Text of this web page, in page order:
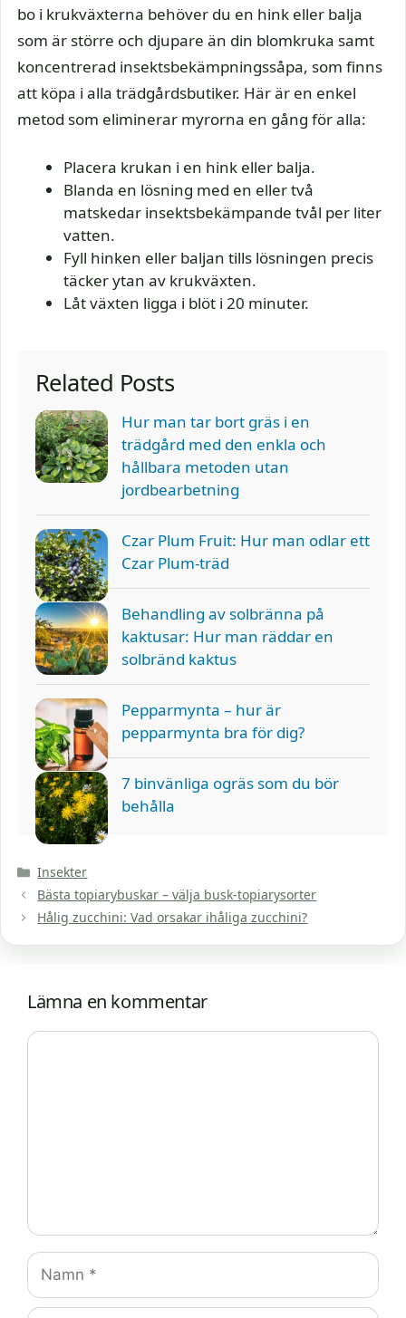
bo i krukväxterna behöver du en hink eller balja
som är större och djupare än din blomkruka samt
koncentrerad insektsbekämpningssåpa, som finns
att köpa i alla trädgårdsbutiker. Här är en enkel
metod som eliminerar myrorna en gång för alla:
Placera krukan i en hink eller balja.
Blanda en lösning med en eller två
matskedar insektsbekämpande tvål per liter
vatten.
Fyll hinken eller baljan tills lösningen precis
täcker ytan av krukväxten.
Låt växten ligga i blöt i 20 minuter.
Related Posts
Hur man tar bort gräs i en
trädgård med den enkla och
hållbara metoden utan
jordbearbetning
Czar Plum Fruit: Hur man odlar ett
Czar Plum-träd
Behandling av solbränna på
kaktusar: Hur man räddar en
solbränd kaktus
Pepparmynta – hur är
pepparmynta bra för dig?
7 binvänliga ogräs som du bör
behålla
Kategorier
Insekter
Bästa topiarybuskar – välja busk-topiarysorter
Hålig zucchini: Vad orsakar ihåliga zucchini?
Lämna en kommentar
Kommentar
Namn